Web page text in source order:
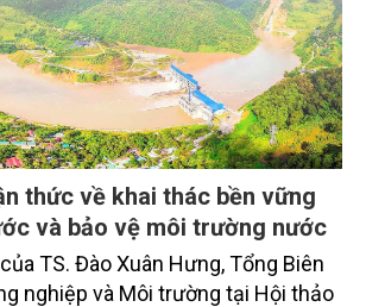
thức về khai thác bền vững
và bảo vệ môi trường nước
TS. Đào Xuân Hưng, Tổng Biên
nghiệp và Môi trường tại Hội thảo